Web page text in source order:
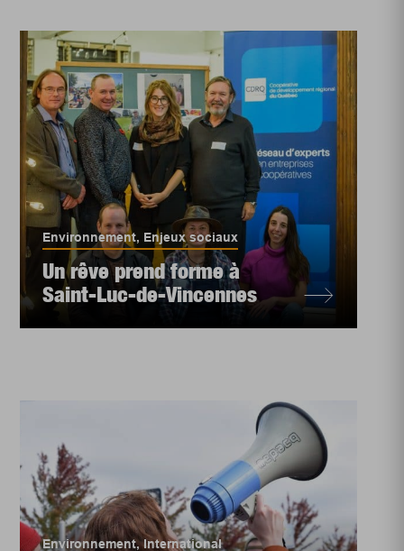
Environnement, Enjeux sociaux
Un rêve prend forme à
Saint-Luc-de-Vincennes
Environnement,International